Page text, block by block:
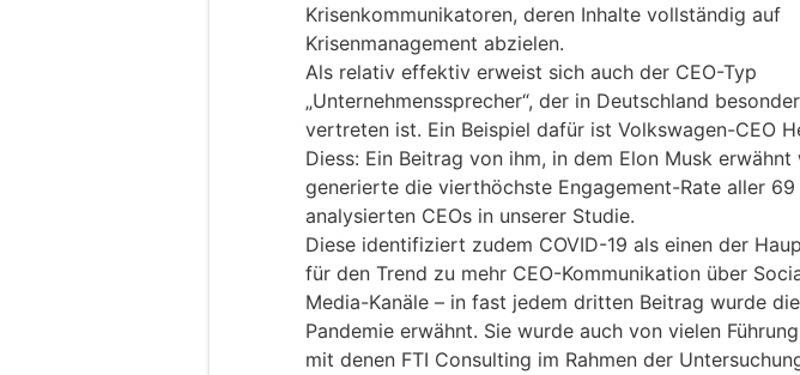
Krisenkommunikatoren, deren Inhalte vollständig auf
Krisenmanagement abzielen.
Als relativ effektiv erweist sich auch der CEO-Typ
„Unternehmenssprecher“, der in Deutschland
vertreten ist. Ein Beispiel dafür ist Volkswagen-CEO
Diess: Ein Beitrag von ihm, in dem Elon Musk erwähnt
generierte die vierthöchste Engagement-Rate aller 69
analysierten CEOs in unserer Studie.
Diese identifiziert zudem COVID-19 als einen der
für den Trend zu mehr CEO-Kommunikation über
Media-Kanäle – in fast jedem dritten Beitrag wurde die
Pandemie erwähnt. Sie wurde auch von vielen
mit denen FTI Consulting im Rahmen der